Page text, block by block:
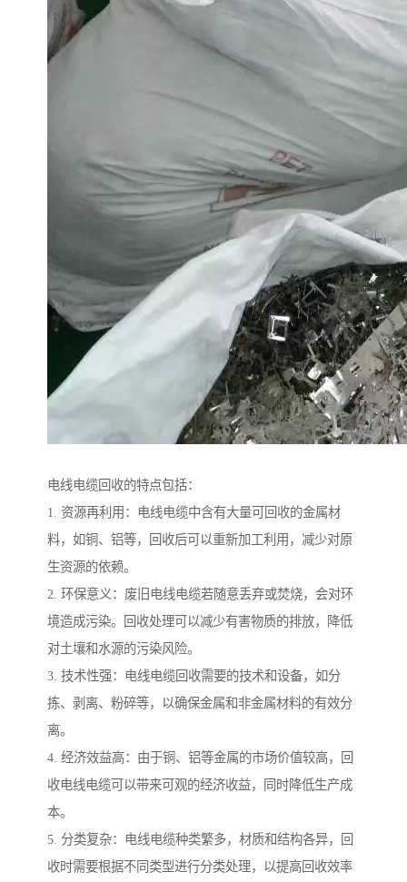
电线电缆回收的特点包括：
1. 资源再利用：电线电缆中含有大量可回收的金属材
料，如铜、铝等，回收后可以重新加工利用，减少对原
生资源的依赖。
2. 环保意义：废旧电线电缆若随意丢弃或焚烧，会对环
境造成污染。回收处理可以减少有害物质的排放，降低
对土壤和水源的污染风险。
3. 技术性强：电线电缆回收需要的技术和设备，如分
拣、剥离、粉碎等，以确保金属和非金属材料的有效分
离。
4. 经济效益高：由于铜、铝等金属的市场价值较高，回
收电线电缆可以带来可观的经济收益，同时降低生产成
本。
5. 分类复杂：电线电缆种类繁多，材质和结构各异，回
收时需要根据不同类型进行分类处理，以提高回收效率